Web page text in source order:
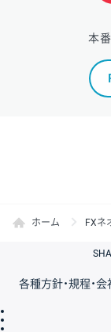
本
ホーム FXネ
各種方針・規程・